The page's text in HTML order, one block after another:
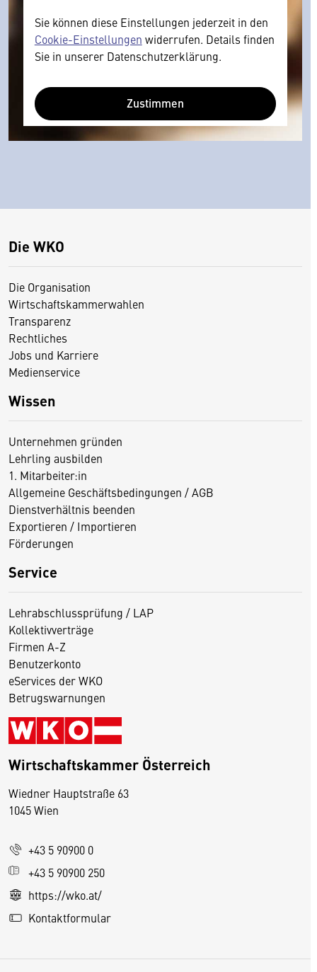
Sie können diese Einstellungen jederzeit in den
Cookie-Einstellungen widerrufen. Details finden
Sie in unserer Datenschutzerklärung.
Zustimmen
Die WKO
Die Organisation
Wirtschaftskammerwahlen
Transparenz
Rechtliches
Jobs und Karriere
Medienservice
Wissen
Unternehmen gründen
Lehrling ausbilden
1. Mitarbeiter:in
Allgemeine Geschäftsbedingungen / AGB
Dienstverhältnis beenden
Exportieren / Importieren
Förderungen
Service
Lehrabschlussprüfung / LAP
Kollektivverträge
Firmen A-Z
Benutzerkonto
eServices der WKO
Betrugswarnungen
Wirtschaftskammer Österreich
Wiedner Hauptstraße 63
1045 Wien
+43 5 90900 0
+43 5 90900 250
https://wko.at/
Kontaktformular
D
s
e
S
e